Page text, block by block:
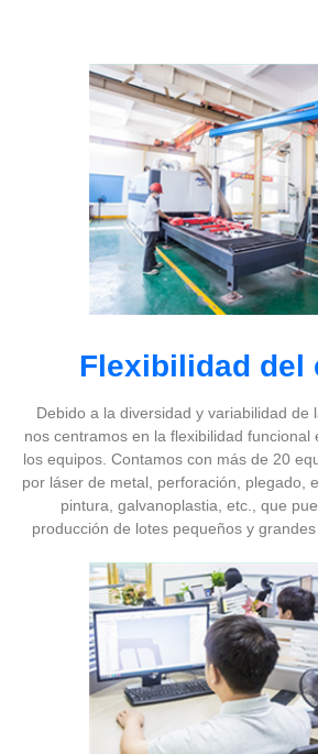
Flexibilidad del
Debido a la diversidad y variabilidad de
nos centramos en la flexibilidad funcional
los equipos. Contamos con más de 20
por láser de metal, perforación, plegado,
pintura, galvanoplastia, etc., que
producción de lotes pequeños y